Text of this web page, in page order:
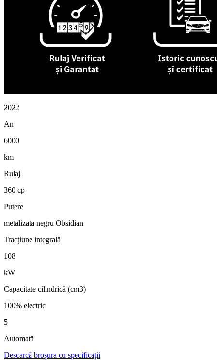
2022
An
6000
km
Rulaj
360 cp
Putere
metalizata negru Obsidian
Tracțiune integrală
108
kW
Capacitate cilindrică (cm3)
100% electric
5
Automată
Descarcă broșura cu specificații